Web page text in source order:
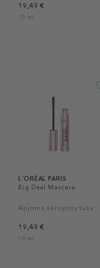
19,49 €
10 ml
L´ORÉAL PARIS
Big Deal Mascara
Apjoma skropstu tuša
19,49 €
10 ml